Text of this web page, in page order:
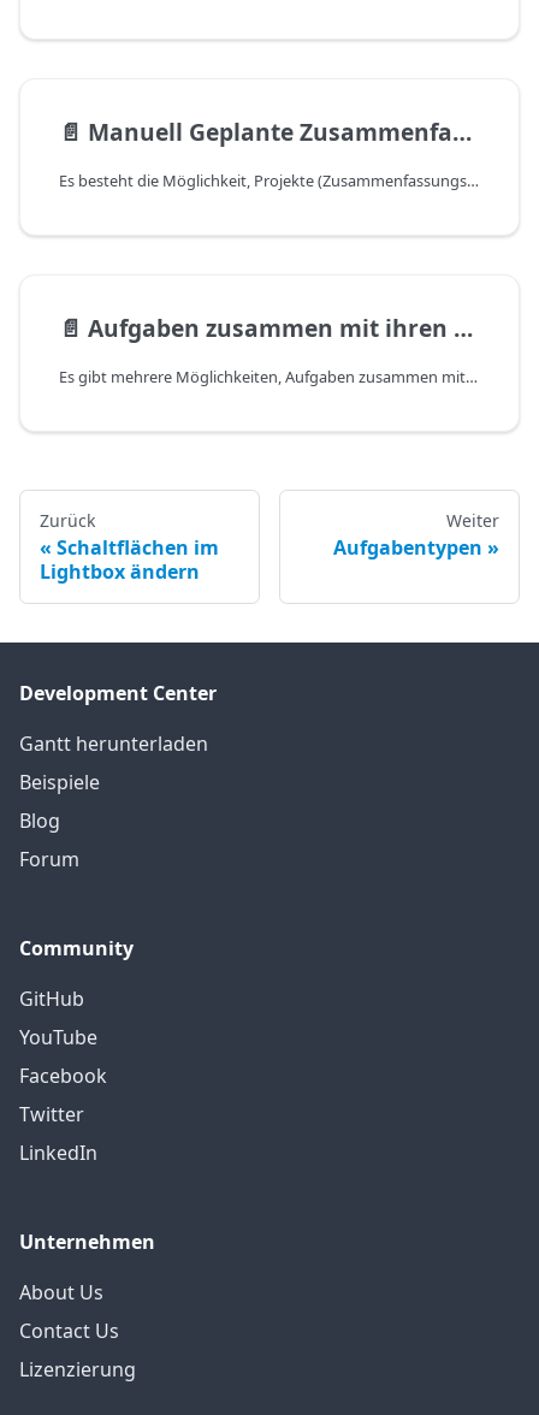
📄️ Manuell Geplante Zusammenfassungsaufgaben
Es besteht die Möglichkeit, Projekte (Zusammenfassungsaufgaben) manuell zu planen. Diese Funktion dient der Erhöhung der Flexibilität und Genauigkeit bei der Verwaltung von Projekten mit Gantt-Diagrammen.
📄️ Aufgaben zusammen mit ihren abhängigen Aufgaben verschieben
Es gibt mehrere Möglichkeiten, Aufgaben zusammen mit ihren abhängigen Aufgaben zu verschieben.
Zurück
Schaltflächen im
Lightbox ändern
Weiter
Aufgabentypen
Development Center
Gantt herunterladen
Beispiele
Blog
Forum
Community
GitHub
YouTube
Facebook
Twitter
LinkedIn
Unternehmen
About Us
Contact Us
Lizenzierung